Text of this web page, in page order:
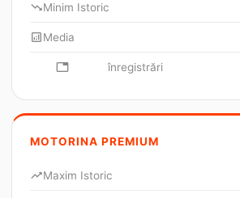
trending_downMinim Istoric
analyticsMedia
database înregistrări
MOTORINA PREMIUM
trending_upMaxim Istoric